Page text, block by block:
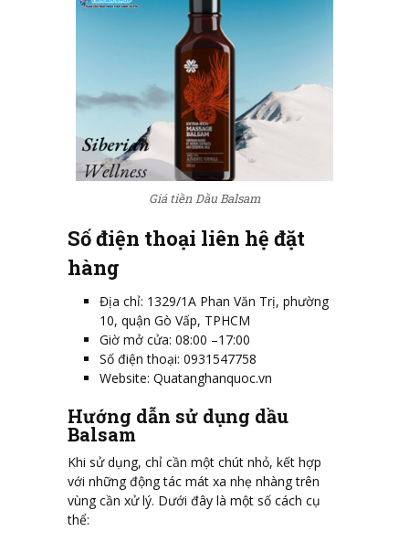
Giá tiền Dầu Balsam
Số điện thoại liên hệ đặt
hàng
Địa chỉ: 1329/1A Phan Văn Trị, phường
10, quận Gò Vấp, TPHCM
Giờ mở cửa: 08:00 –17:00
Số điện thoại: 0931547758
Website: Quatanghanquoc.vn
Hướng dẫn sử dụng dầu
Balsam
Khi sử dụng, chỉ cần một chút nhỏ, kết hợp
với những động tác mát xa nhẹ nhàng trên
vùng cần xử lý. Dưới đây là một số cách cụ
thể: